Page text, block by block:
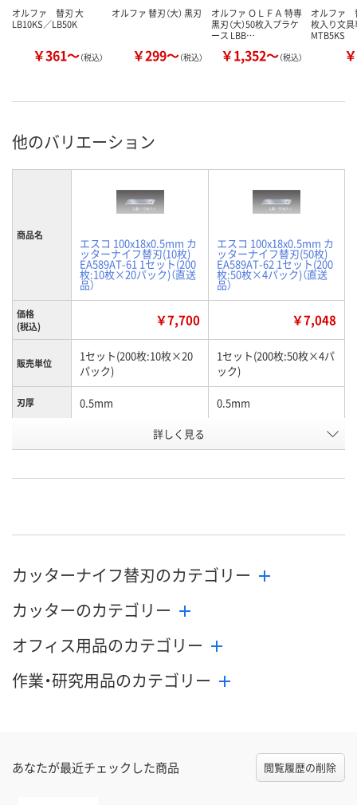
オルファ 替刃 大
LB10KS／LB50K
￥361～（税込）
オルファ 替刃（大） 黒刃
￥299～（税込）
オルファ ＯＬＦＡ 特専
黒刃（大）50枚入プラケ
ース LBB…
￥1,352～（税込）
オルファ
枚入り文
MTB5KS
他のバリエーション
商品名
エスコ 100x18x0.5mm カ
ッターナイフ替刃(10枚)
EA589AT-61 1セット(200
枚:10枚×20パック)（直送
品）
エスコ 100x18x0.5mm カ
ッターナイフ替刃(50枚)
EA589AT-62 1セット(200
枚:50枚×4パック)（直送
品）
価格
(税込)
￥7,700 ￥7,048
販売単位
1セット(200枚:10枚×20
パック)
1セット(200枚:50枚×4パ
ック)
刃厚 0.5mm 0.5mm
在庫切れです
在庫切れです
詳しく見る
カッターナイフ替刃のカテゴリー
カッターのカテゴリー
オフィス用品のカテゴリー
作業・研究用品のカテゴリー
あなたが最近チェックした商品 閲覧履歴の削除